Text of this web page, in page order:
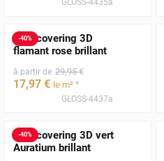
GLOSS-4435a
-40%
Film covering 3D
flamant rose brillant
à partir de 29,95 €
17,97 € le m² *
GLOSS-4437a
-40%
Film covering 3D vert
Auratium brillant